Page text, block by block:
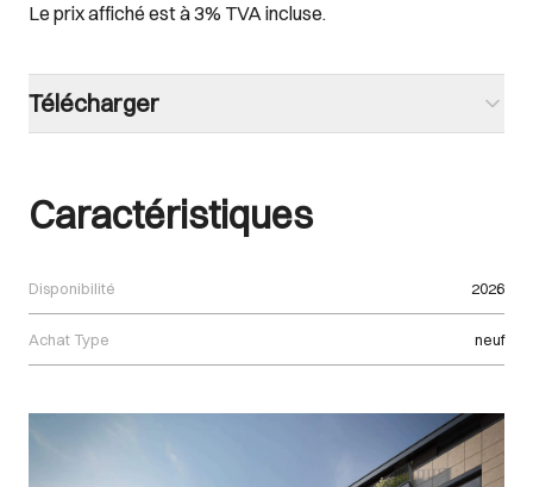
Le prix affiché est à 3% TVA incluse.
Télécharger
Caractéristiques
Disponibilité 2026
Achat Type neuf
Images Gallery